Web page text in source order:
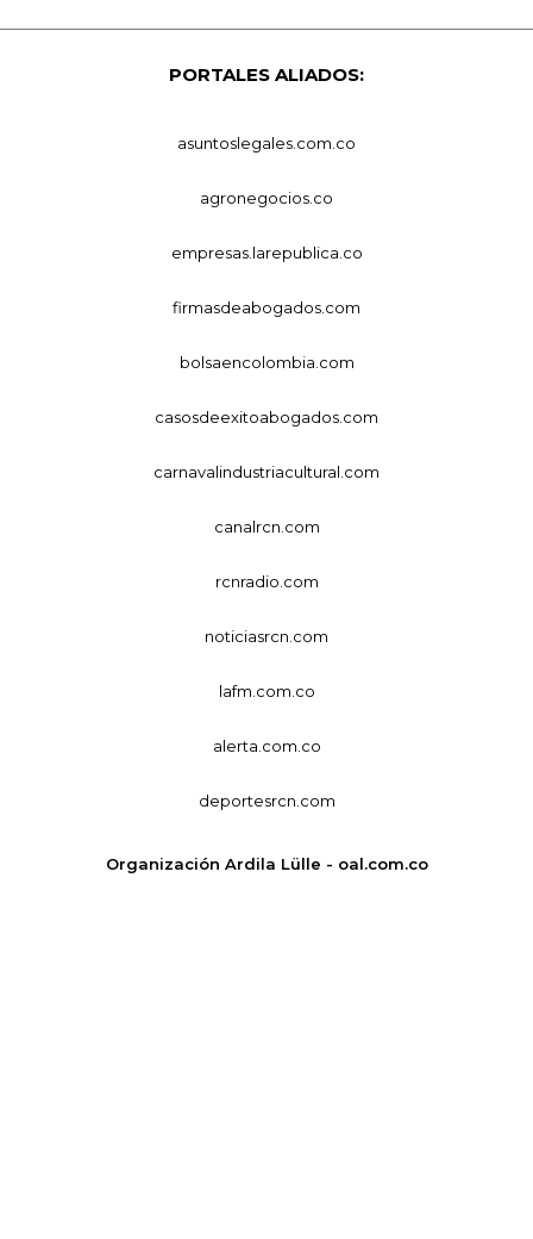
PORTALES ALIADOS:
asuntoslegales.com.co
agronegocios.co
empresas.larepublica.co
firmasdeabogados.com
bolsaencolombia.com
casosdeexitoabogados.com
carnavalindustriacultural.com
canalrcn.com
rcnradio.com
noticiasrcn.com
lafm.com.co
alerta.com.co
deportesrcn.com
Organización Ardila Lülle - oal.com.co